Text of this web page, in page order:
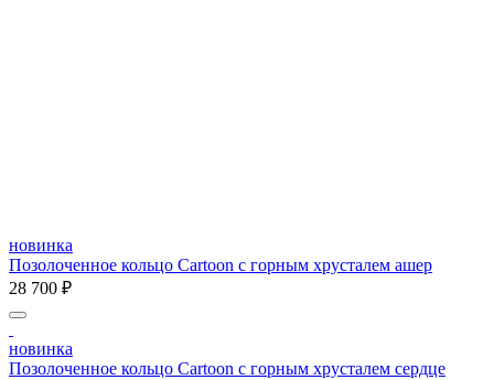
новинка
Позолоченное кольцо Cartoon c горным хрусталем ашер
28 700 ₽
новинка
Позолоченное кольцо Cartoon c горным хрусталем сердце